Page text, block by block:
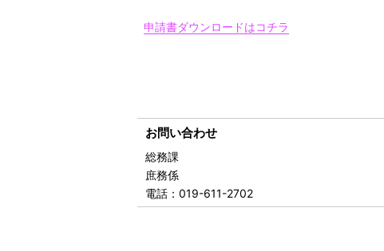
申請書ダウンロードはコチラ
お問い合わせ
総務課
庶務係
電話 ：019-611-2702